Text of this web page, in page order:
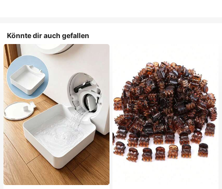
Könnte dir auch gefallen